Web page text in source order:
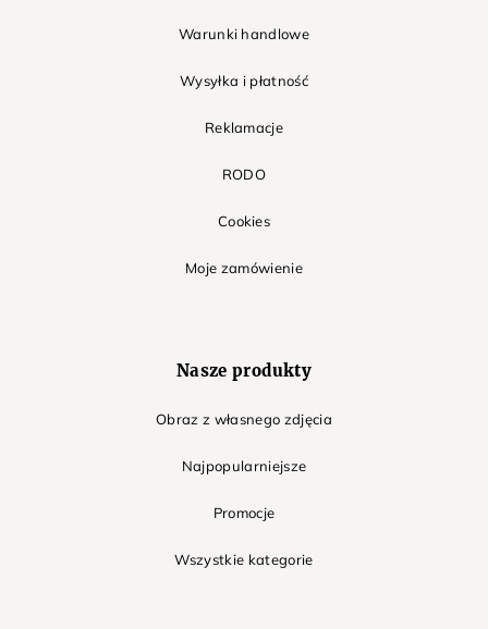
Warunki handlowe
Wysyłka i płatność
Reklamacje
RODO
Cookies
Moje zamówienie
Nasze produkty
Obraz z własnego zdjęcia
Najpopularniejsze
Promocje
Wszystkie kategorie